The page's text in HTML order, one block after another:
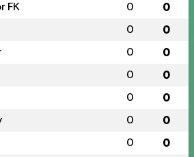
FK 0 0
0 0
0 0
0 0
0 0
0 0
0 0